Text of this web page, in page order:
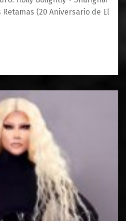
Retamas (20 Aniversario de El